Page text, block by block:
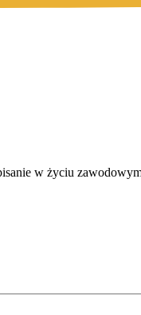
w życiu